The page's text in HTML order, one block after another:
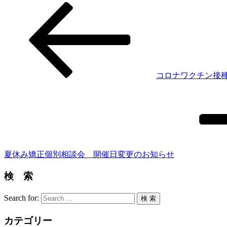
コロナワクチン接
夏休み矯正個別相談会 開催日変更のお知らせ
検 索
Search for: 検 索
カテゴリー